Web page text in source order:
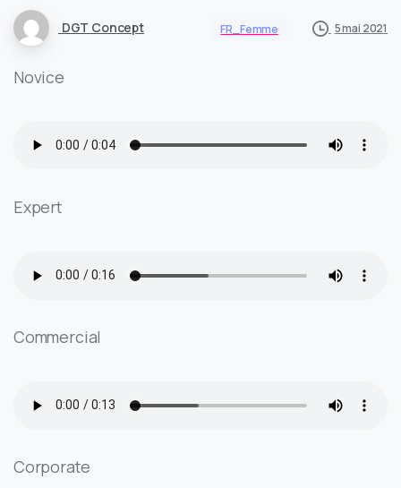
DGT Concept FR_Femme 5 mai 2021
Novice
Expert
Commercial
Corporate